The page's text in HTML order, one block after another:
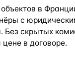
объектов в
с
Без скрытых
в договоре.